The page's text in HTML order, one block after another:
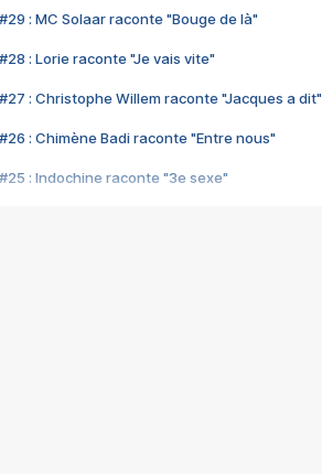
#29 : MC Solaar raconte "Bouge de là"
#28 : Lorie raconte "Je vais vite"
#27 : Christophe Willem raconte "Jacques a dit"
#26 : Chimène Badi raconte "Entre nous"
#25 : Indochine raconte "3e sexe"